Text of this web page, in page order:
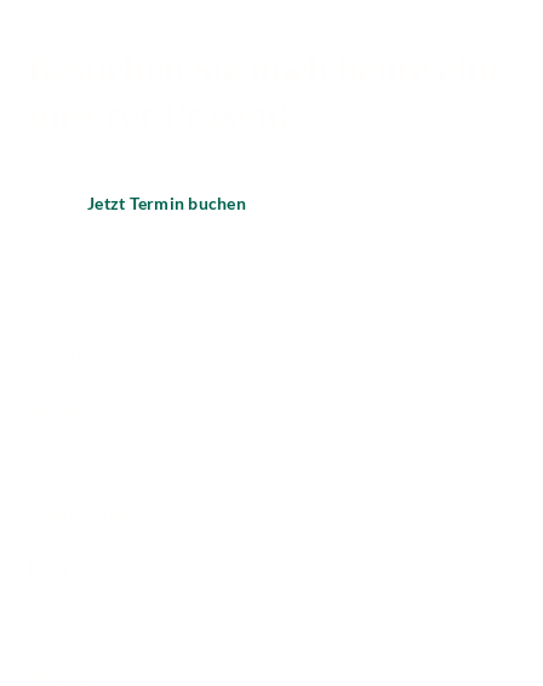
Jetzt Termin buchen